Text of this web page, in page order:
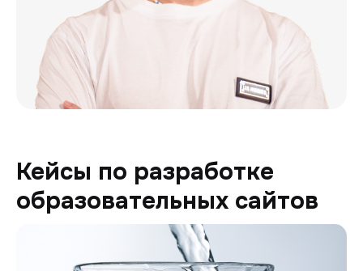
Кейсы по разработке
образовательных сайтов